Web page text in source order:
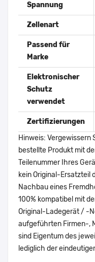
Spannung
Zellenart
Passend für
Marke
Elektronischer
Schutz
verwendet
Zertifizierungen
Hinweis: Vergewissern
bestellte Produkt mit
Teilenummer Ihres
kein Original-Ersatzteil
Nachbau eines
100% kompatibel mit
Original-Ladegerät / -
aufgeführten Firmen-,
sind Eigentum des
lediglich der